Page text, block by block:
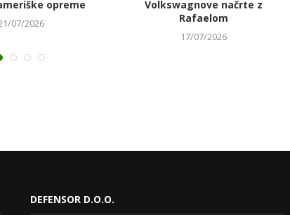
opreme
07/2026
Volkswagnove načrte z
Rafaelom
17/07/2026
DEFENSOR D.O.O.